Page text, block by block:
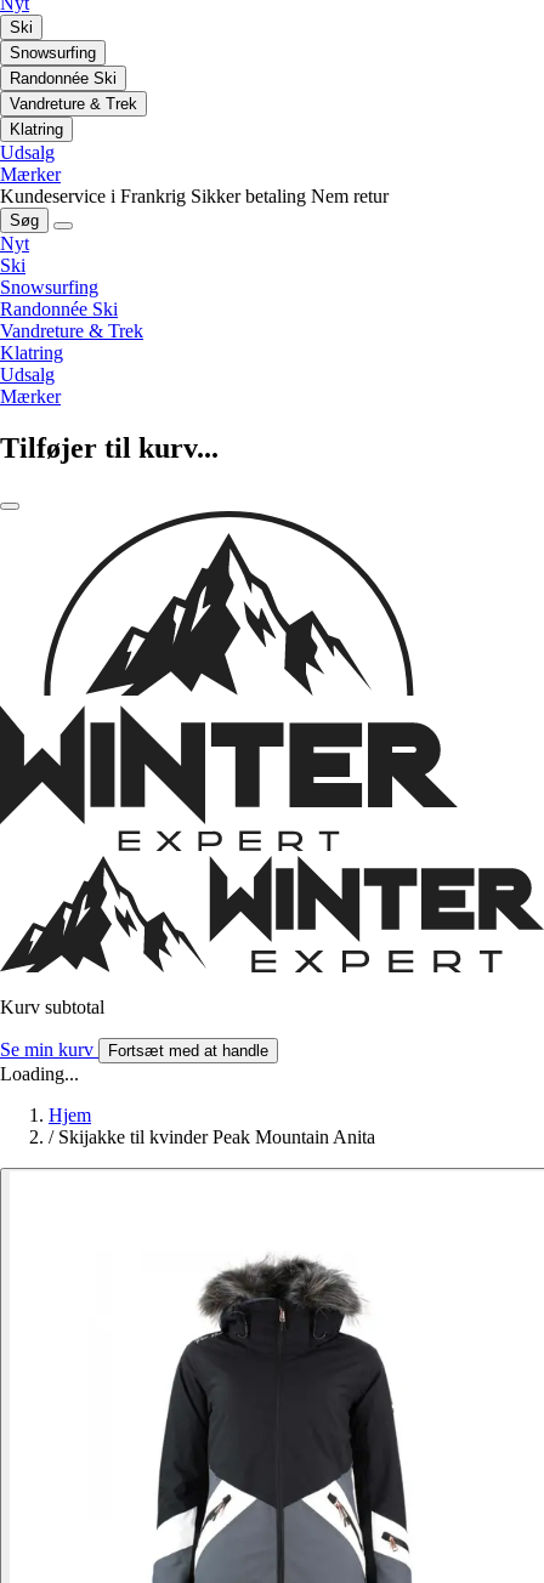
Ski
Snowsurfing
Randonnée Ski
Vandreture & Trek
Klatring
Udsalg
Mærker
Kundeservice i Frankrig Sikker betaling Nem retur
Søg
Nyt
Ski
Snowsurfing
Randonnée Ski
Vandreture & Trek
Klatring
Udsalg
Mærker
Tilføjer til kurv...
Kurv subtotal
Se min kurv Fortsæt med at handle
Loading...
Hjem
/ Skijakke til kvinder Peak Mountain Anita